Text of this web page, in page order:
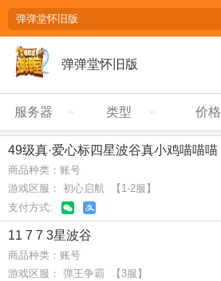
弹弹堂怀旧版
服务器 类型 价格
49级真·爱心标四星波谷真小鸡喵喵喵
商品种类：账号
游戏区服： 初心启航 【1-2服】
支付方式:
11 7 7 3星波谷
商品种类：账号
游戏区服： 弹王争霸 【3服】